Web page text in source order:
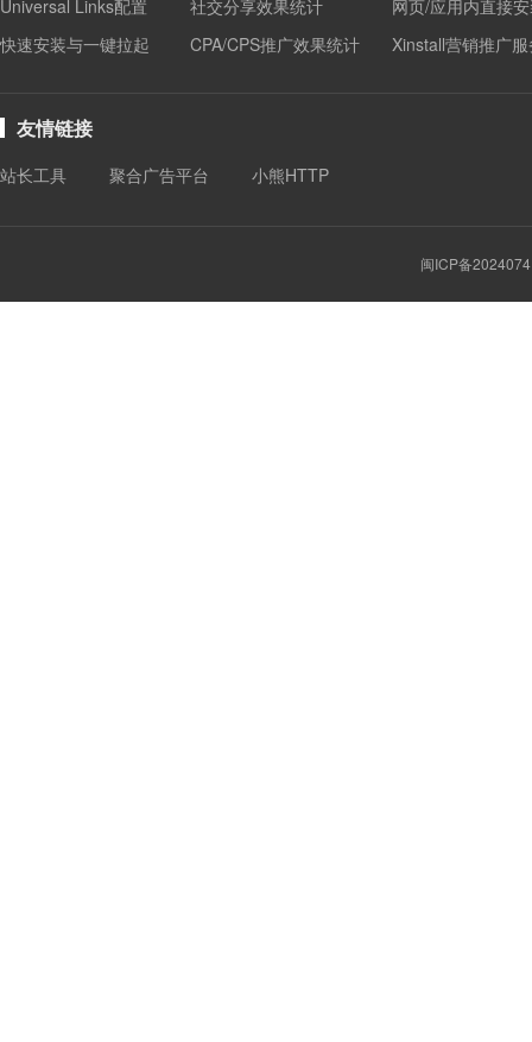
Universal Links配置
快速安装与一键拉起
社交分享效果统计
网页/应用内直接
CPA/CPS推广效果统计
Xinstall营销推广
友情链接
站长工具 聚合广告平台 小熊HTTP
闽ICP备